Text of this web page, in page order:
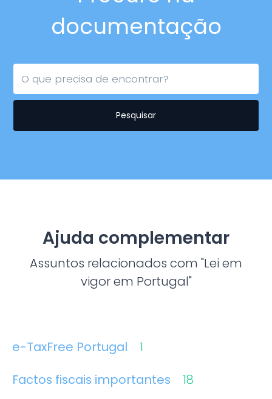
documentação
Pesquisar
Ajuda complementar
Assuntos relacionados com "Lei em
vigor em Portugal"
e-TaxFree Portugal
1
Factos fiscais importantes
18